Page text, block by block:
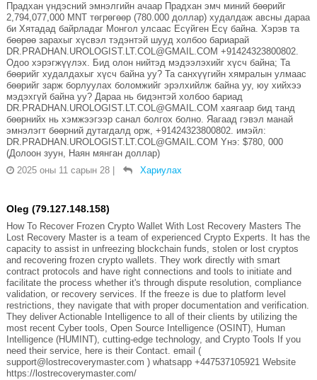
Прадхан үндэсний эмнэлгийн ачаар Прадхан эмч миний бөөрийг
2,794,077,000 MNT төгрөгөөр (780.000 доллар) худалдаж авсны дараа
би Хятадад байрладаг Монгол улсаас Есүйген Есү байна. Хэрэв та
бөөрөө зарахыг хүсвэл тэдэнтэй шууд холбоо бариарай
DR.PRADHAN.UROLOGIST.LT.COL@GMAIL.COM +91424323800802.
Одоо хэрэгжүүлэх. Бид олон нийтэд мэдээлэхийг хүсч байна; Та
бөөрийг худалдахыг хүсч байна уу? Та санхүүгийн хямралын улмаас
бөөрийг зарж борлуулах боломжийг эрэлхийлж байна уу, юу хийхээ
мэдэхгүй байна уу? Дараа нь бидэнтэй холбоо бариад
DR.PRADHAN.UROLOGIST.LT.COL@GMAIL.COM хаягаар бид танд
бөөрнийх нь хэмжээгээр санал болгох болно. Яагаад гэвэл манай
эмнэлэгт бөөрний дутагдалд орж, +91424323800802. имэйл:
DR.PRADHAN.UROLOGIST.LT.COL@GMAIL.COM Yнэ: $780, 000
(Долоон зуун, Наян мянган доллар)
2025 оны 11 сарын 28
Хариулах
Oleg (79.127.148.158)
How To Recover Frozen Crypto Wallet With Lost Recovery Masters The
Lost Recovery Master is a team of experienced Crypto Experts. It has the
capacity to assist in unfreezing blockchain funds, stolen or lost cryptos
and recovering frozen crypto wallets. They work directly with smart
contract protocols and have right connections and tools to initiate and
facilitate the process whether it's through dispute resolution, compliance
validation, or recovery services. If the freeze is due to platform level
restrictions, they navigate that with proper documentation and verification.
They deliver Actionable Intelligence to all of their clients by utilizing the
most recent Cyber tools, Open Source Intelligence (OSINT), Human
Intelligence (HUMINT), cutting-edge technology, and Crypto Tools If you
need their service, here is their Contact. email (
support@lostrecoverymaster.com ) whatsapp +447537105921 Website
https://lostrecoverymaster.com/